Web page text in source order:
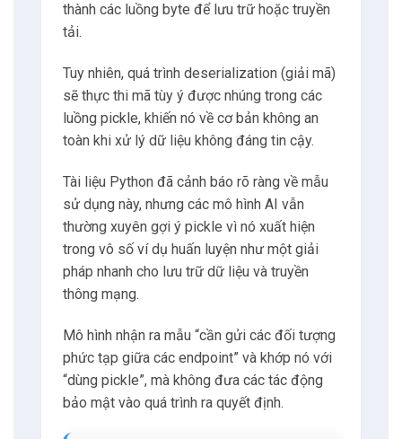
thành các luồng byte để lưu trữ hoặc truyền
tải.
Tuy nhiên, quá trình deserialization (giải mã)
sẽ thực thi mã tùy ý được nhúng trong các
luồng pickle, khiến nó về cơ bản không an
toàn khi xử lý dữ liệu không đáng tin cậy.
Tài liệu Python đã cảnh báo rõ ràng về mẫu
sử dụng này, nhưng các mô hình AI vẫn
thường xuyên gợi ý pickle vì nó xuất hiện
trong vô số ví dụ huấn luyện như một giải
pháp nhanh cho lưu trữ dữ liệu và truyền
thông mạng.
Mô hình nhận ra mẫu “cần gửi các đối tượng
phức tạp giữa các endpoint” và khớp nó với
“dùng pickle”, mà không đưa các tác động
bảo mật vào quá trình ra quyết định.